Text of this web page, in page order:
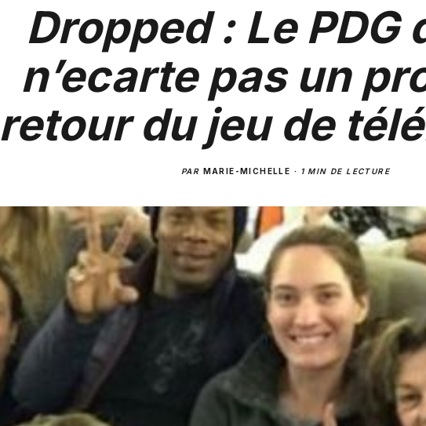
Dropped : Le PDG
n’ecarte pas un
retour du jeu de
PAR MARIE-MICHELLE · 1 MIN DE LECTURE